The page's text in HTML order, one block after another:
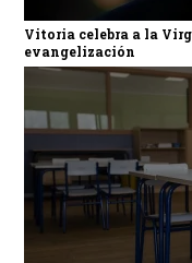
Vitoria celebra a la
evangelización